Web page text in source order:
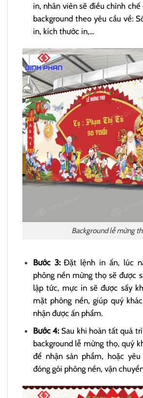
in, nhân viên sẽ điều chỉnh chế
background theo yêu cầu về:
in, kích thước in,…
Background lễ mừng
Bước 3:Đặt lệnh in ấn, lúc
phông nền mừng thọ sẽ được
lập tức, mực in sẽ được sấy
mặt phông nền, giúp quý
nhận được ấn phẩm.
Bước 4:Sau khi hoàn tất quá
background lễ mừng thọ, quý
để nhận sản phẩm, hoặc
đóng gói phông nền, vận